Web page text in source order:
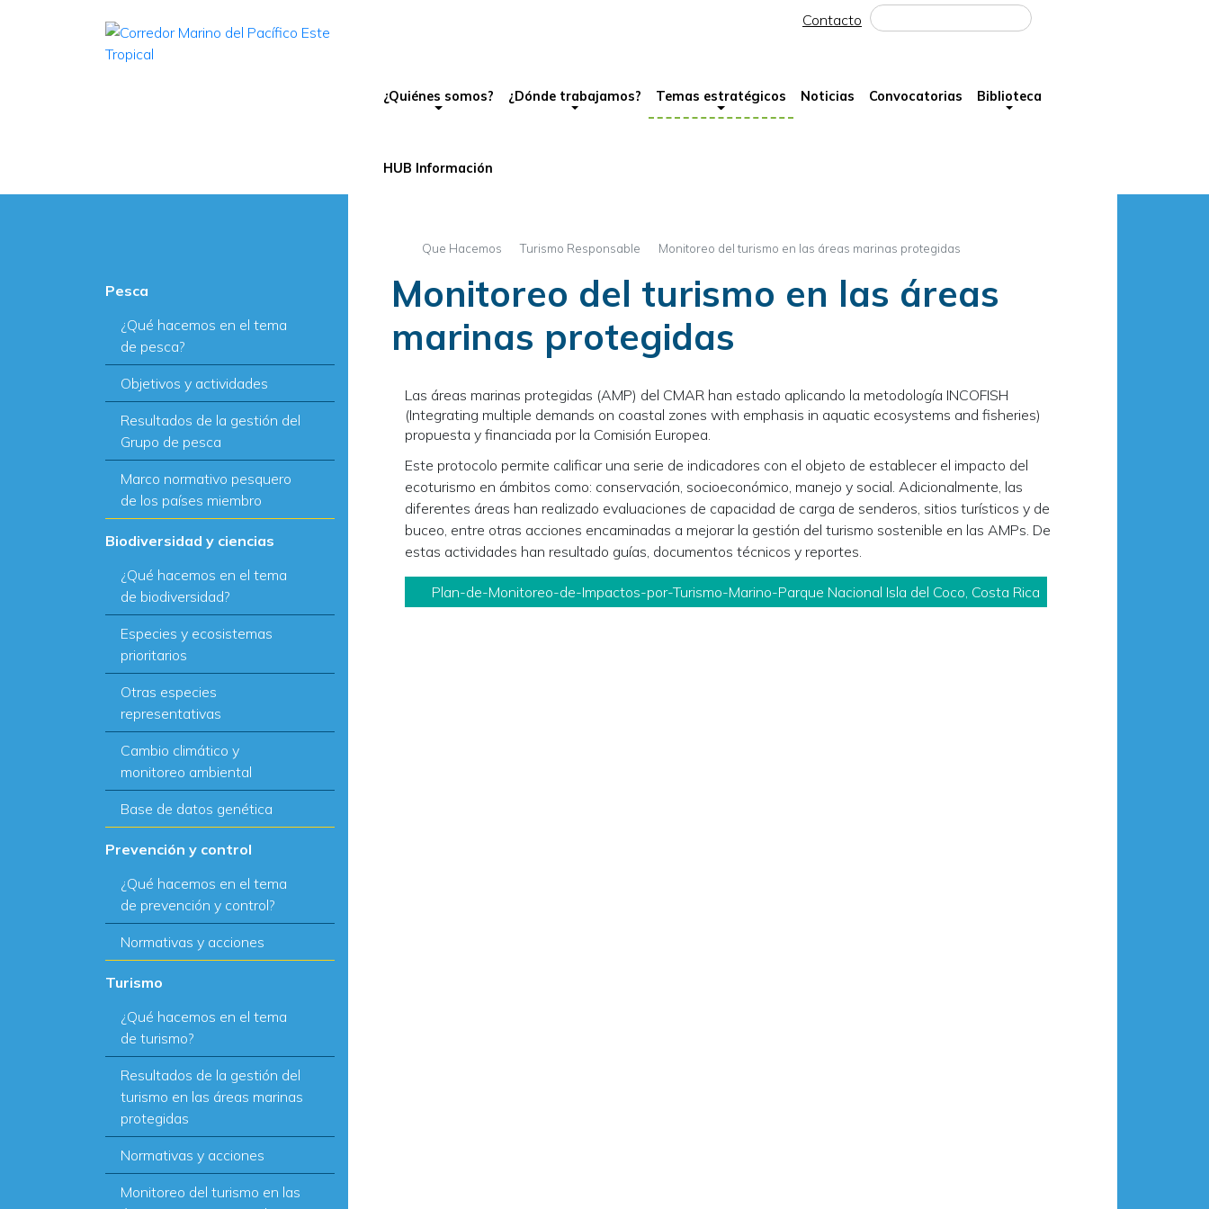
Contacto
¿Quiénes somos? ¿Dónde trabajamos? Temas estratégicos Noticias Convocatorias Biblioteca
HUB Información
Pesca
¿Qué hacemos en el tema
de pesca?
Objetivos y actividades
Resultados de la gestión del
Grupo de pesca
Marco normativo pesquero
de los países miembro
Biodiversidad y ciencias
¿Qué hacemos en el tema
de biodiversidad?
Especies y ecosistemas
prioritarios
Otras especies
representativas
Cambio climático y
monitoreo ambiental
Base de datos genética
Prevención y control
¿Qué hacemos en el tema
de prevención y control?
Normativas y acciones
Turismo
¿Qué hacemos en el tema
de turismo?
Resultados de la gestión del
turismo en las áreas marinas
protegidas
Normativas y acciones
Monitoreo del turismo en las
Que Hacemos Turismo Responsable Monitoreo del turismo en las áreas marinas protegidas
Monitoreo del turismo en las áreas
marinas protegidas
Las áreas marinas protegidas (AMP) del CMAR han estado aplicando la metodología INCOFISH
(Integrating multiple demands on coastal zones with emphasis in aquatic ecosystems and fisheries)
propuesta y financiada por la Comisión Europea.
Este protocolo permite calificar una serie de indicadores con el objeto de establecer el impacto del
ecoturismo en ámbitos como: conservación, socioeconómico, manejo y social. Adicionalmente, las
diferentes áreas han realizado evaluaciones de capacidad de carga de senderos, sitios turísticos y de
buceo, entre otras acciones encaminadas a mejorar la gestión del turismo sostenible en las AMPs. De
estas actividades han resultado guías, documentos técnicos y reportes.
Plan-de-Monitoreo-de-Impactos-por-Turismo-Marino-Parque Nacional Isla del Coco, Costa Rica